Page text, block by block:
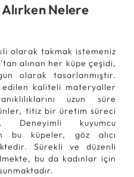
Nelere
olarak takmak istemeniz
alınan her küpe çeşidi,
olarak tasarlanmıştır.
edilen kaliteli materyaller
uzun süre
titiz bir üretim süreci
Deneyimli kuyumcu
bu küpeler, göz alıcı
Sürekli ve düzenli
bu da kadınlar için